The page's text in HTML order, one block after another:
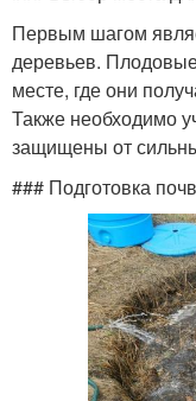
Первым шагом
деревьев.
месте, где они
Также необходимо
защищены от
### Подготовка